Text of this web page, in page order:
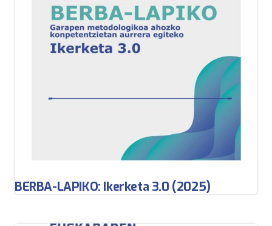
BERBA-LAPIKO: Ikerketa 3.0 (2025)